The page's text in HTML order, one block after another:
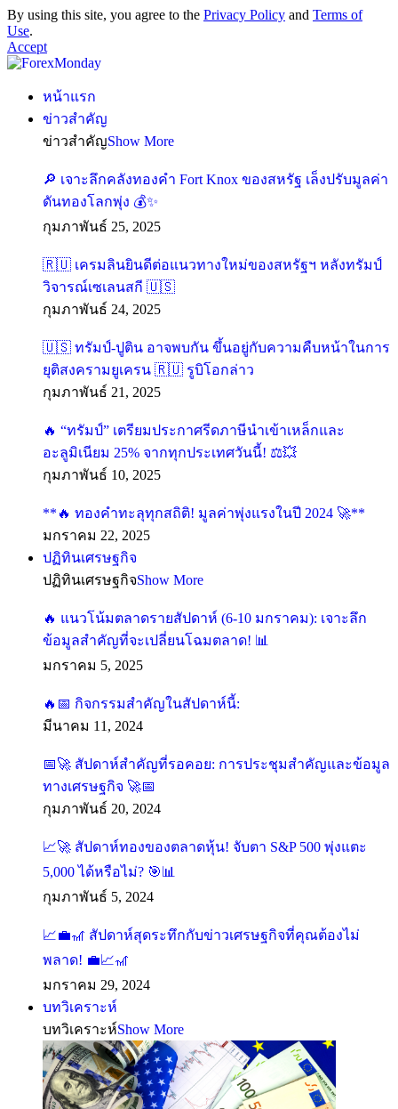
By using this site, you agree to the Privacy Policy and Terms of
Use.
Accept
หน้าแรก
ข่าวสำคัญ
ข่าวสำคัญShow More
🔎 เจาะลึกคลังทองคำ Fort Knox ของสหรัฐ เล็งปรับมูลค่า
ดันทองโลกพุ่ง 💰✨
กุมภาพันธ์ 25, 2025
🇷🇺 เครมลินยินดีต่อแนวทางใหม่ของสหรัฐฯ หลังทรัมป์
วิจารณ์เซเลนสกี 🇺🇸
กุมภาพันธ์ 24, 2025
🇺🇸 ทรัมป์-ปูติน อาจพบกัน ขึ้นอยู่กับความคืบหน้าในการ
ยุติสงครามยูเครน 🇷🇺 รูบิโอกล่าว
กุมภาพันธ์ 21, 2025
🔥 “ทรัมป์” เตรียมประกาศรีดภาษีนำเข้าเหล็กและ
อะลูมิเนียม 25% จากทุกประเทศวันนี้! ⚖️💥
กุมภาพันธ์ 10, 2025
**🔥 ทองคำทะลุทุกสถิติ! มูลค่าพุ่งแรงในปี 2024 🚀**
มกราคม 22, 2025
ปฏิทินเศรษฐกิจ
ปฏิทินเศรษฐกิจShow More
🔥 แนวโน้มตลาดรายสัปดาห์ (6-10 มกราคม): เจาะลึก
ข้อมูลสำคัญที่จะเปลี่ยนโฉมตลาด! 📊
มกราคม 5, 2025
🔥📅 กิจกรรมสำคัญในสัปดาห์นี้:
มีนาคม 11, 2024
📅🚀 สัปดาห์สำคัญที่รอคอย: การประชุมสำคัญและข้อมูล
ทางเศรษฐกิจ 🚀📅
กุมภาพันธ์ 20, 2024
📈🚀 สัปดาห์ทองของตลาดหุ้น! จับตา S&P 500 พุ่งแตะ
5,000 ได้หรือไม่? 🎯📊
กุมภาพันธ์ 5, 2024
📈💼🎢 สัปดาห์สุดระทึกกับข่าวเศรษฐกิจที่คุณต้องไม่
พลาด! 💼📈🎢
มกราคม 29, 2024
บทวิเคราะห์
บทวิเคราะห์Show More